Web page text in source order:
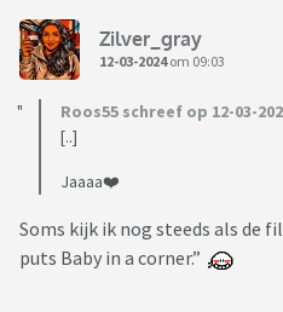
Zilver_gray
12-03-2024om 09:03
Roos55 schreef op 12-03-
[..]
Jaaaa❤️
Soms kijk ik nog steeds als de
puts Baby in a corner.”